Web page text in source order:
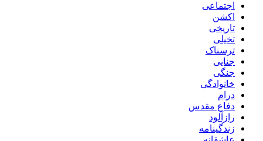
اجتماعی
اکشن
تاریخی
تخیلی
ترسناک
جنایی
جنگی
خانوادگی
درام
دفاع مقدس
رازآلود
زندگینامه